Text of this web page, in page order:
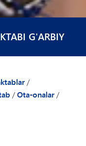
G'ARBIY
/
/Ota-onalar/